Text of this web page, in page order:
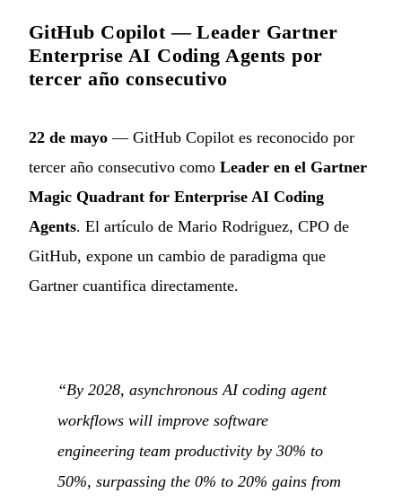
GitHub Copilot — Leader Gartner
Enterprise AI Coding Agents por
tercer año consecutivo
22 de mayo — GitHub Copilot es reconocido por
tercer año consecutivo como Leader en el Gartner
Magic Quadrant for Enterprise AI Coding
Agents. El artículo de Mario Rodriguez, CPO de
GitHub, expone un cambio de paradigma que
Gartner cuantifica directamente.
“By 2028, asynchronous AI coding agent
workflows will improve software
engineering team productivity by 30% to
50%, surpassing the 0% to 20% gains from